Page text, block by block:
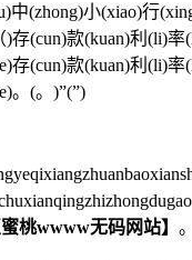
小(xiao)行(xing)人
(cun)款(kuan)利(li)
存(cun)款(kuan)利(li)
。(。)”(”)
蜜桃wwww无码网站】 。